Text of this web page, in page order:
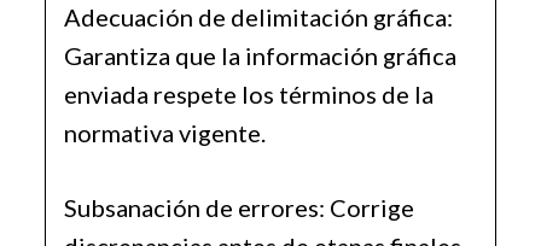
Adecuación de delimitación gráfica:
Garantiza que la información gráfica
enviada respete los términos de la
normativa vigente.
Subsanación de errores: Corrige